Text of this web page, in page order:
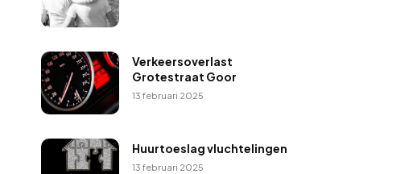
Verkeersoverlast
Grotestraat Goor
13 februari 2025
Huurtoeslag vluchtelingen
13 februari 2025